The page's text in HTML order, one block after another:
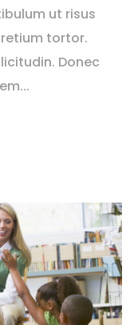
ut risus
tortor.
Donec